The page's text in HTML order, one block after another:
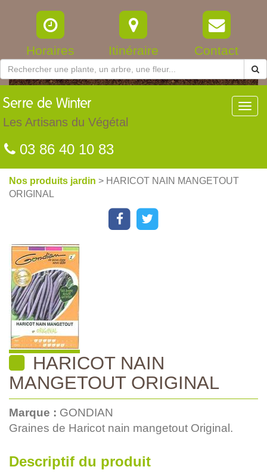
Horaires Itinéraire Contact
Serre de Winter
Les Artisans du Végétal
03 86 40 10 83
Nos produits jardin > HARICOT NAIN MANGETOUT
ORIGINAL
HARICOT NAIN
MANGETOUT ORIGINAL
Marque : GONDIAN
Graines de Haricot nain mangetout Original.
Descriptif du produit